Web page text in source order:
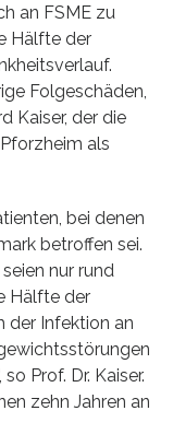
an FSME zu
Hälfte der
Folgeschäden,
Kaiser, der die
als
bei denen
betroffen sei.
nur rund
Hälfte der
der Infektion an
Prof. Dr. Kaiser.
zehn Jahren an